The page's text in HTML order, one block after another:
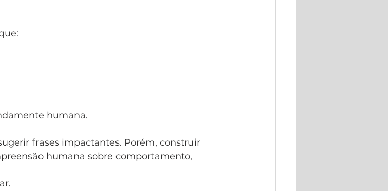
humana.
frases impactantes. Porém, construir
humana sobre comportamento,